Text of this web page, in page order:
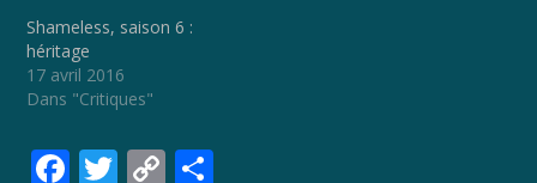
Shameless, saison 6 :
héritage
17 avril 2016
Dans "Critiques"
F T C